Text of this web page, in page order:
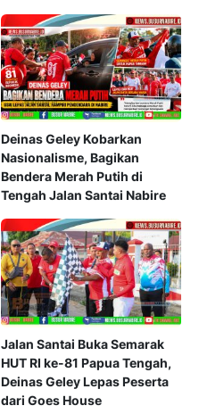
Deinas Geley Kobarkan
Nasionalisme, Bagikan
Bendera Merah Putih di
Tengah Jalan Santai Nabire
Jalan Santai Buka Semarak
HUT RI ke-81 Papua Tengah,
Deinas Geley Lepas Peserta
dari Goes House